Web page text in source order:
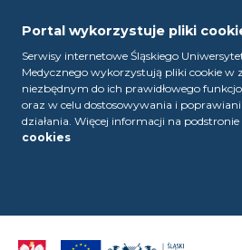
Portal wykorzystuje pliki
Serwisy internetowe Śląskiego
Medycznego wykorzystują pliki cookie w
niezbędnym do ich prawidłowego
oraz w celu dostosowywania i
działania. Więcej informacji na podstronie
cookies